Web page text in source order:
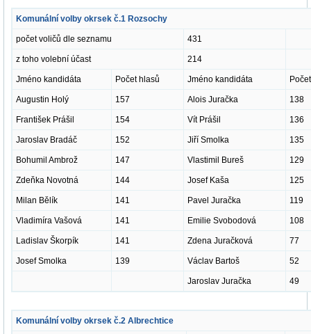
Komunální volby okrsek č.1 Rozsochy
počet voličů dle seznamu 431
z toho volební účast 214
Jméno kandidáta Počet hlasů Jméno kandidáta
Augustin Holý 157 Alois Juračka 138
František Prášil 154 Vít Prášil 136
Jaroslav Bradáč 152 Jiří Smolka 135
Bohumil Ambrož 147 Vlastimil Bureš 129
Zdeňka Novotná 144 Josef Kaša 125
Milan Bělík 141 Pavel Juračka 119
Vladimíra Vašová 141 Emilie Svobodová 108
Ladislav Škorpík 141 Zdena Juračková 77
Josef Smolka 139 Václav Bartoš 52
Jaroslav Juračka 49
Komunální volby okrsek č.2 Albrechtice